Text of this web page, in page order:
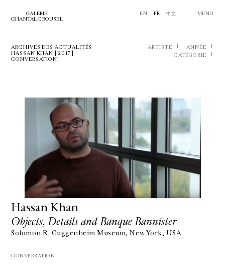
GALERIE
CHANTAL CROUSEL
EN FR 中文 MENU
ARCHIVES DES ACTUALITÉS
HASSAN KHAN | 2017 |
CONVERSATION
ARTISTE
ANNÉE
CATÉGORIE
Hassan Khan
Objects, Details and Banque Bannister
Solomon R. Guggenheim Museum, New York, USA
CONVERSATION
10 RUE CHARLOT, 75003 PARIS